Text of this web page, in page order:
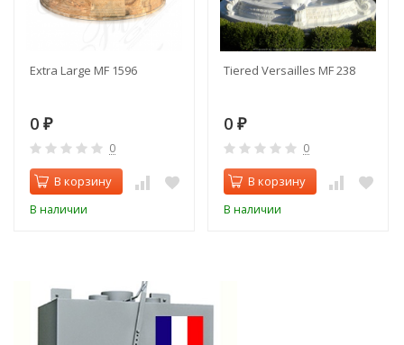
Extra Large MF 1596
0 ₽
0
В корзину
В наличии
Tiered Versailles MF 238
0 ₽
0
В корзину
В наличии